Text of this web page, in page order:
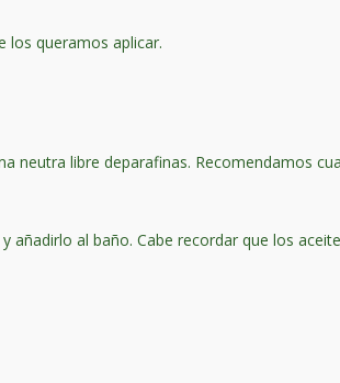
los queramos aplicar.
neutra libre deparafinas. Recomendamos
añadirlo al baño. Cabe recordar que los